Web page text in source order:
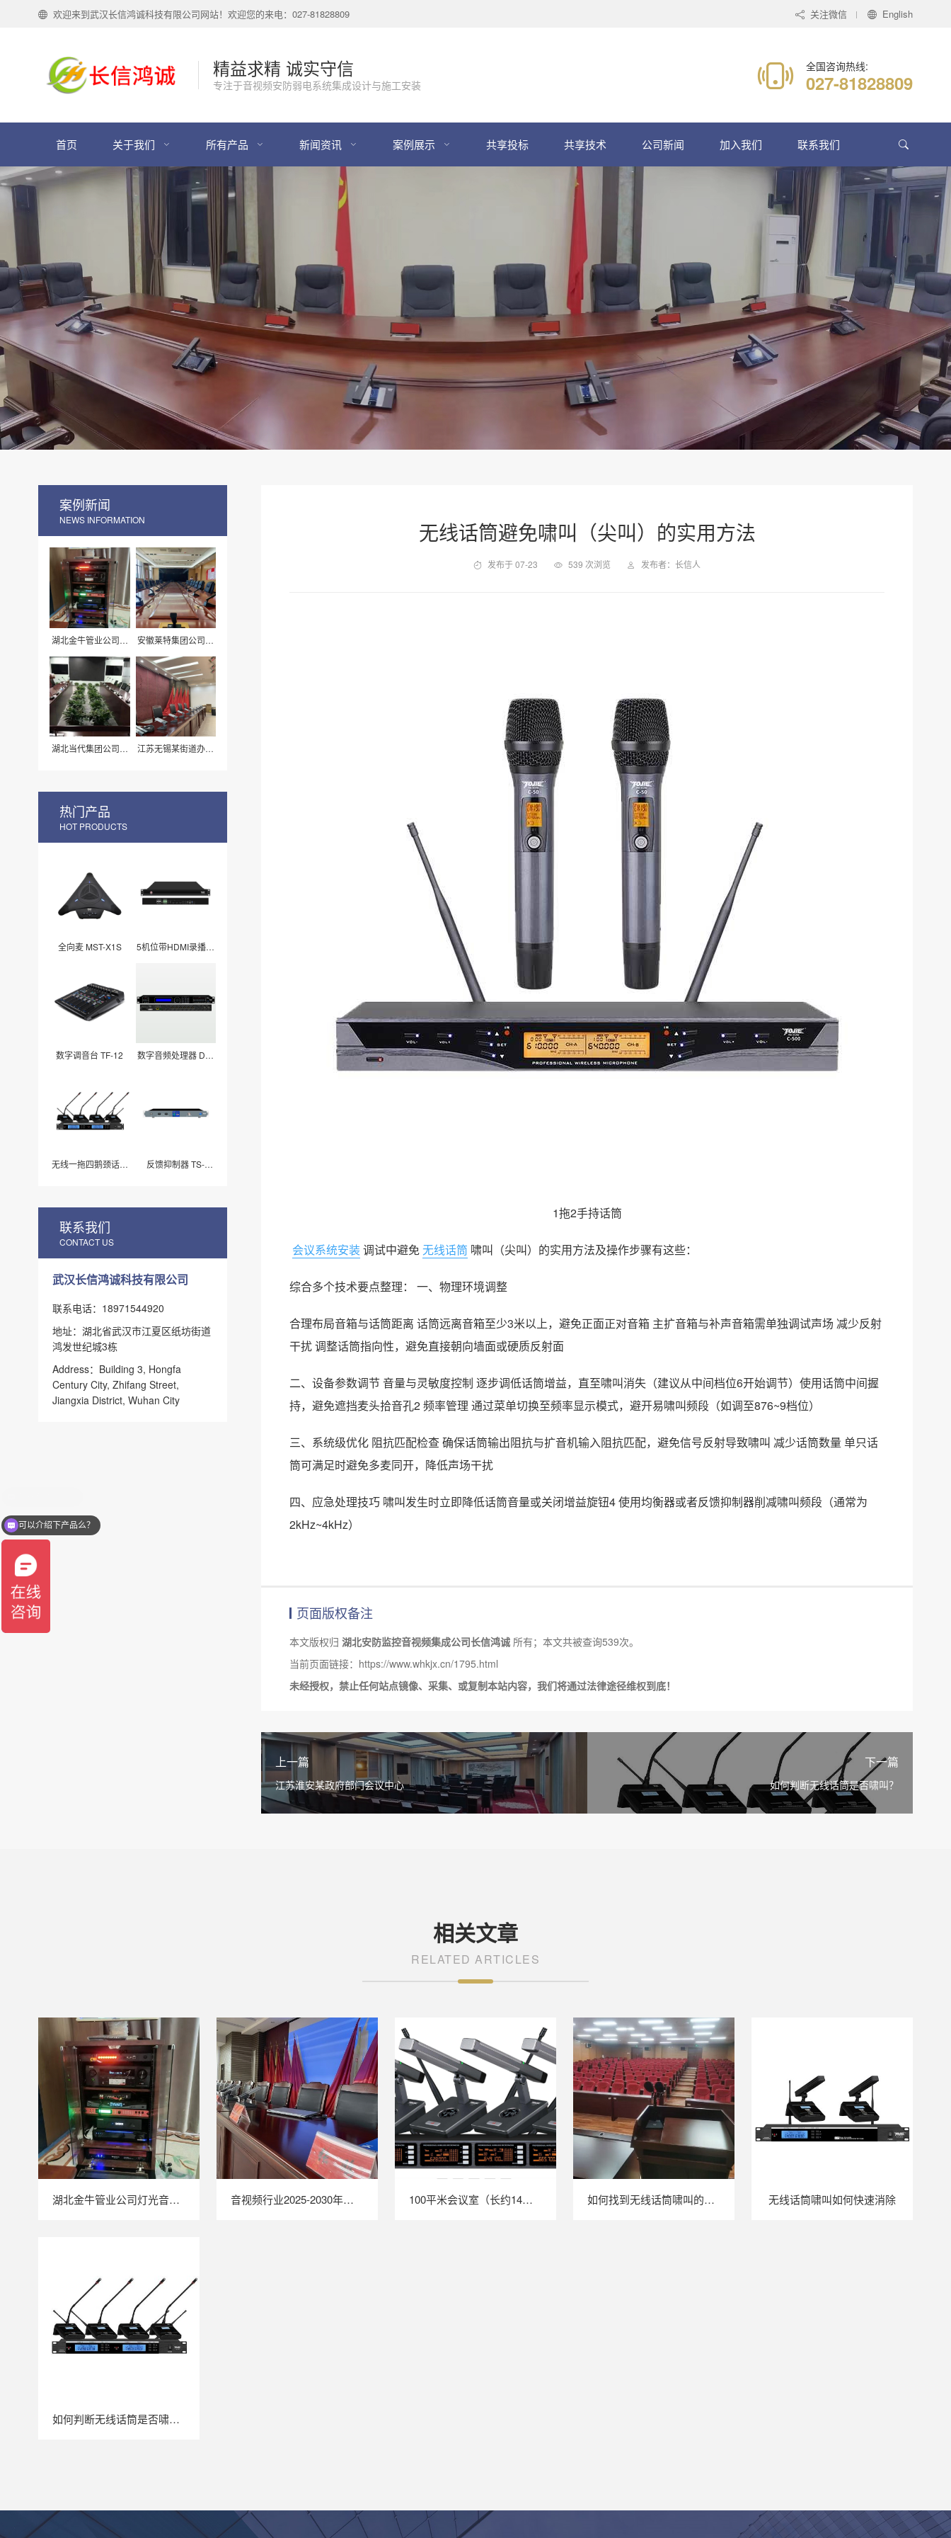
欢迎来到武汉长信鸿诚科技有限公司网站！欢迎您的来电：027-81828809 关注微信 English
精益求精 诚实守信
专注于音视频安防弱电系统集成设计与施工安装
全国咨询热线:
027-81828809
首页 关于我们 所有产品 新闻资讯 案例展示 共享投标 共享技术 公司新闻 加入我们 联系我们
案例新闻
NEWS INFORMATION
湖北金牛管业公司灯
安徽莱特集团公司会
湖北当代集团公司会
江苏无锡某街道办事
热门产品
HOT PRODUCTS
全向麦 MST-X1S
5机位带HDMI录播主
数字调音台 TF-12
数字音频处理器 DS-
无线一拖四鹅颈话筒
反馈抑制器 TS-
联系我们
CONTACT US
武汉长信鸿诚科技有限公司
联系电话：18971544920
地址：湖北省武汉市江夏区纸坊街道
鸿发世纪城3栋
Address：Building 3, Hongfa
Century City, Zhifang Street,
Jiangxia District, Wuhan City
无线话筒避免啸叫（尖叫）的实用方法
发布于 07-23 539 次浏览 发布者：长信人
1拖2手持话筒
会议系统安装调试中避免无线话筒 啸叫（尖叫）的实用方法及操作步骤有这些：
综合多个技术要点整理： 一、物理环境调整
‌合理布局音箱与话筒距离‌ 话筒远离音箱至少3米以上，避免正面正对音箱‌ 主扩音箱与补声音箱需单独调试声场‌ ‌减少反射
干扰‌ 调整话筒指向性，避免直接朝向墙面或硬质反射面‌
二、设备参数调节 ‌音量与灵敏度控制‌ 逐步调低话筒增益，直至啸叫消失（建议从中间档位6开始调节）‌使用话筒中间握
持，避免遮挡麦头拾音孔‌2 ‌频率管理‌ 通过菜单切换至频率显示模式，避开易啸叫频段（如调至876~9档位）‌
三、系统级优化 ‌阻抗匹配检查‌ 确保话筒输出阻抗与扩音机输入阻抗匹配，避免信号反射导致啸叫‌ ‌减少话筒数量‌ 单只话
筒可满足时避免多麦同开，降低声场干扰‌
四、应急处理技巧 啸叫发生时立即降低话筒音量或关闭增益旋钮‌4 使用均衡器或者反馈抑制器削减啸叫频段（通常为
2kHz~4kHz）‌
页面版权备注
本文版权归 湖北安防监控音视频集成公司长信鸿诚 所有；本文共被查询539次。
当前页面链接：https://www.whkjx.cn/1795.html
未经授权，禁止任何站点镜像、采集、或复制本站内容，我们将通过法律途径维权到底！
上一篇
江苏淮安某政府部门会议中心
下一篇
如何判断无线话筒是否啸叫？
相关文章
RELATED ARTICLES
湖北金牛管业公司灯光音响工程案例 音视频行业2025-2030年发展方向 100平米会议室（长约14米×宽约7米×高约3米）的会议系统常规配置方案 如何找到无线话筒啸叫的频段提前干预 无线话筒啸叫如何快速消除
如何判断无线话筒是否啸叫？
可以介绍下产品么？